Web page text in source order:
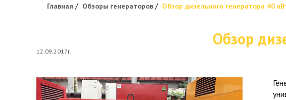
Главная / Обзоры генераторов / Обзор дизельного генератора 40
Обзор
12.09.2017г.